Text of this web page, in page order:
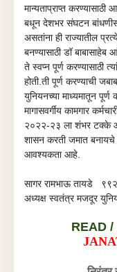
मान्यताप्राप्त करण्यासाठी
बधून देशभर संघटन
असतांना ही राज्यातील
बनण्यासाठीडॉबाबासाहेब
ते स्वप्न पूर्ण करण्यासाठी
होती.ती पूर्ण करण्याची
युनियनच्या माध्यमातून
मागासवर्गीय कामगार
२०२२-२३ ला शंभर टक्के
शासन करती जमात बनायचे
आवश्यकता आहे.
सागर रामभाऊ तायडे
अध्यक्ष स्वतंत्र मजदूर
READ /